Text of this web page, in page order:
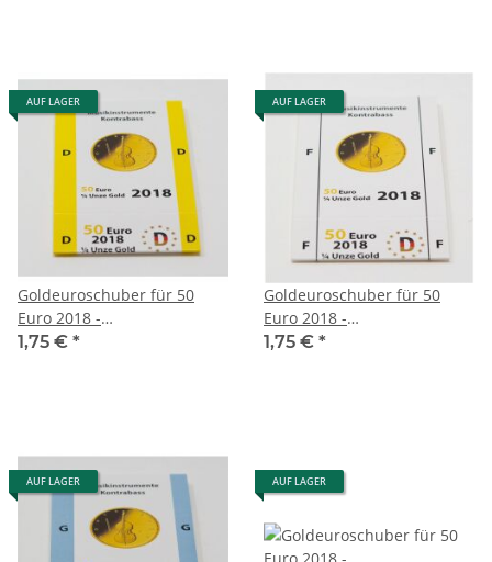
AUF LAGER
Goldeuroschuber für 50
Euro 2018 -
Musikinstrumente -
1,75 € *
AUF LAGER
Goldeuroschuber für 50
Euro 2018 -
Musikinstrumente -
1,75 € *
AUF LAGER AUF LAGER